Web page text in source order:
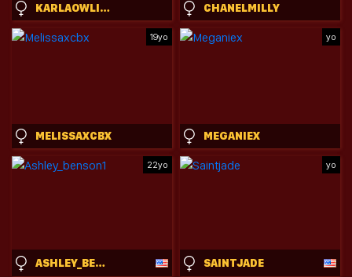
KARLAOWLIAM CHANELMILLY
19yo
MELISSAXCBX
yo
MEGANIEX
22yo
ASHLEY_BENSON1
yo
SAINTJADE